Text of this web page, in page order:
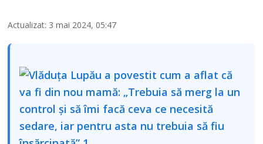
Actualizat: 3 mai 2024, 05:47